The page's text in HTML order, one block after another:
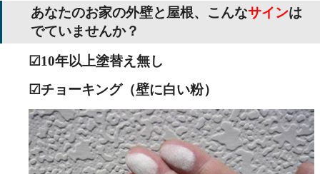
あなたのお家の外壁と屋根、こんなサインは
でていませんか？
☑10年以上塗替え無し
☑チョーキング（壁に白い粉）